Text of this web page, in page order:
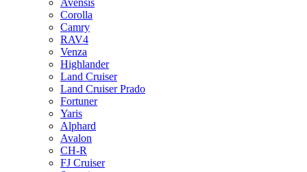
Avensis
Corolla
Camry
RAV4
Venza
Highlander
Land Cruiser
Land Cruiser Prado
Fortuner
Yaris
Alphard
Avalon
CH-R
FJ Cruiser